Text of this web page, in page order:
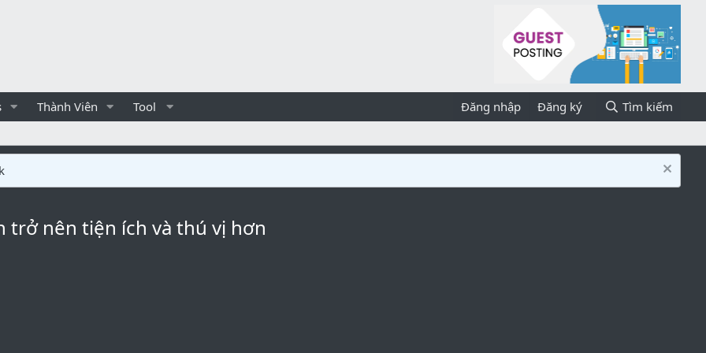
Thành Viên Tool Đăng nhập Đăng ký Tìm kiếm
trở nên tiện ích và thú vị hơn